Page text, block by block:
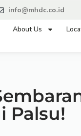
info@mhdc.co.id
About Us
Palsu!